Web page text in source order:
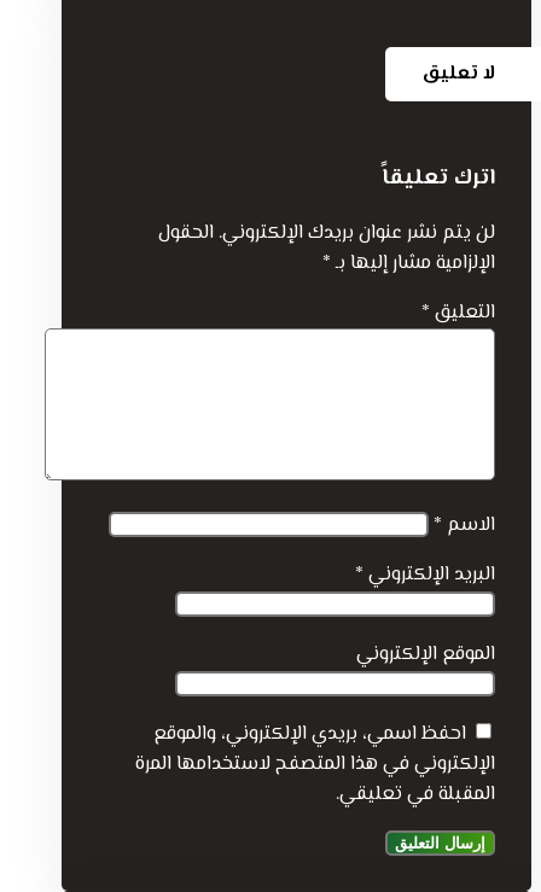
لا تعليق
اترك تعليقاً
لن يتم نشر عنوان بريدك الإلكتروني. الحقول
الإلزامية مشار إليها بـ*
التعليق *
الاسم *
البريد الإلكتروني *
الموقع الإلكتروني
احفظ اسمي، بريدي الإلكتروني، والموقع
الإلكتروني في هذا المتصفح لاستخدامها المرة
المقبلة في تعليقي.